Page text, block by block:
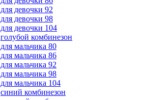
для девочки 92
для девочки 98
для девочки 104
голубой комбинезон
для мальчика 80
для мальчика 86
для мальчика 92
для мальчика 98
для мальчика 104
синий комбинезон